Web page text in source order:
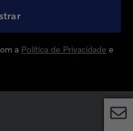
a Política de Privacidade e